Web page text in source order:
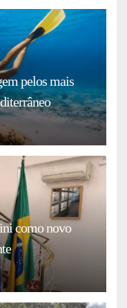
pelos mais
como novo